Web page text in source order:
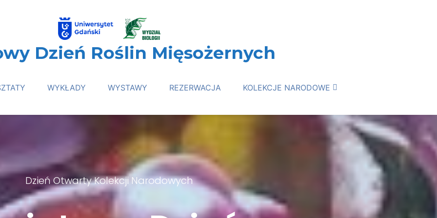
Dzień Roślin Mięsożernych
WYKŁADY WYSTAWY REZERWACJA KOLEKCJE NARODOWE
Dzień Otwarty Kolekcji Narodowych